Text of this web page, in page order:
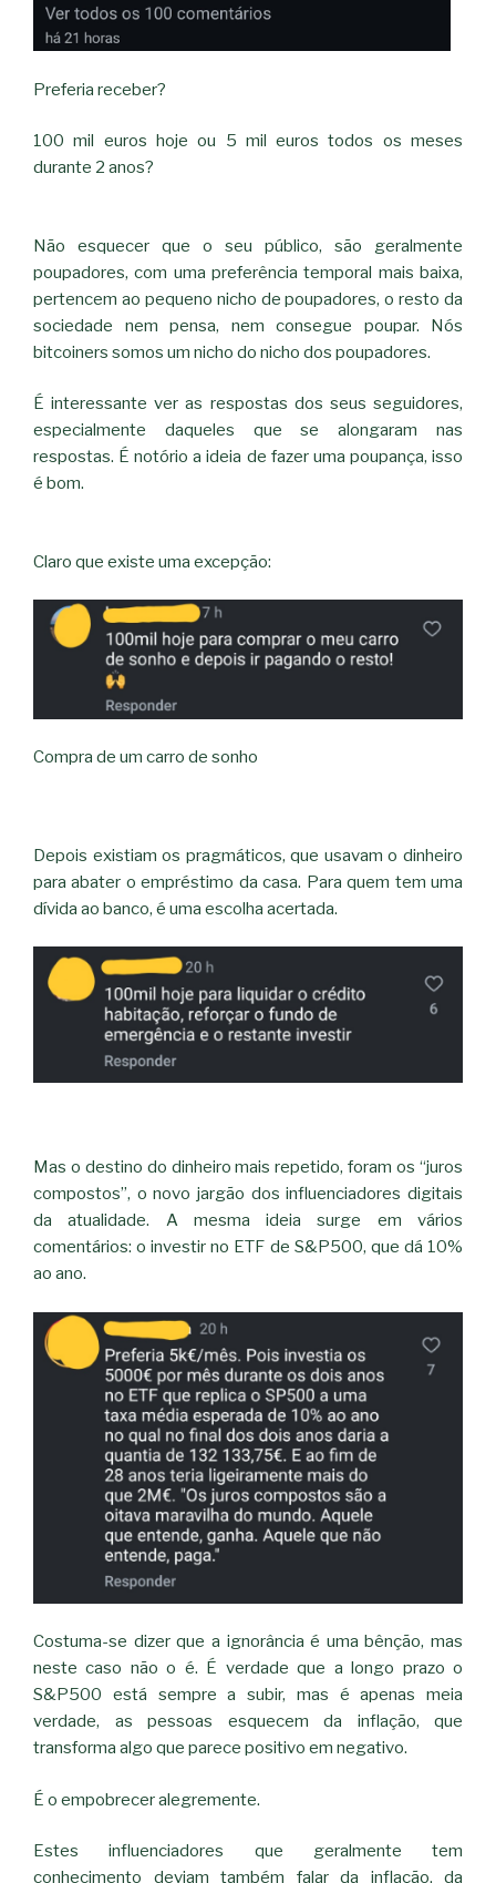
Preferia receber?
100 mil euros hoje ou 5 mil euros todos os meses
durante 2 anos?
Não esquecer que o seu público, são geralmente
poupadores, com uma preferência temporal mais baixa,
pertencem ao pequeno nicho de poupadores, o resto da
sociedade nem pensa, nem consegue poupar. Nós
bitcoiners somos um nicho do nicho dos poupadores.
É interessante ver as respostas dos seus seguidores,
especialmente daqueles que se alongaram nas
respostas. É notório a ideia de fazer uma poupança, isso
é bom.
Claro que existe uma excepção:
Compra de um carro de sonho
Depois existiam os pragmáticos, que usavam o dinheiro
para abater o empréstimo da casa. Para quem tem uma
dívida ao banco, é uma escolha acertada.
Mas o destino do dinheiro mais repetido, foram os “juros
compostos”, o novo jargão dos influenciadores digitais
da atualidade. A mesma ideia surge em vários
comentários: o investir no ETF de S&P500, que dá 10%
ao ano.
Costuma-se dizer que a ignorância é uma bênção, mas
neste caso não o é. É verdade que a longo prazo o
S&P500 está sempre a subir, mas é apenas meia
verdade, as pessoas esquecem da inflação, que
transforma algo que parece positivo em negativo.
É o empobrecer alegremente.
Estes influenciadores que geralmente tem
conhecimento deviam também falar da inflação, da